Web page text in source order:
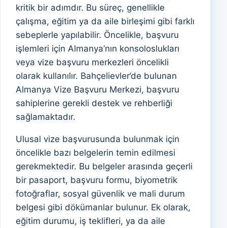
kritik bir adımdır. Bu süreç, genellikle
çalışma, eğitim ya da aile birleşimi gibi farklı
sebeplerle yapılabilir. Öncelikle, başvuru
işlemleri için Almanya’nın konsoloslukları
veya vize başvuru merkezleri öncelikli
olarak kullanılır. Bahçelievler’de bulunan
Almanya Vize Başvuru Merkezi, başvuru
sahiplerine gerekli destek ve rehberliği
sağlamaktadır.
Ulusal vize başvurusunda bulunmak için
öncelikle bazı belgelerin temin edilmesi
gerekmektedir. Bu belgeler arasında geçerli
bir pasaport, başvuru formu, biyometrik
fotoğraflar, sosyal güvenlik ve mali durum
belgesi gibi dökümanlar bulunur. Ek olarak,
eğitim durumu, iş teklifleri, ya da aile